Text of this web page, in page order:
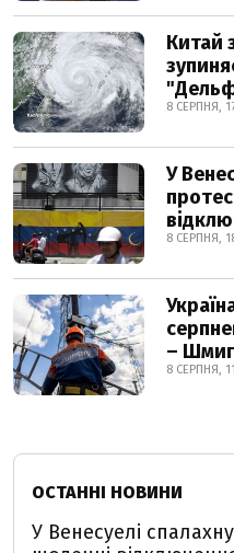
Китай
8 СЕРПНЯ,
У
8 СЕРПНЯ,
–
8 СЕРПНЯ,
ОСТАННІ НОВИНИ
У Венесуелі